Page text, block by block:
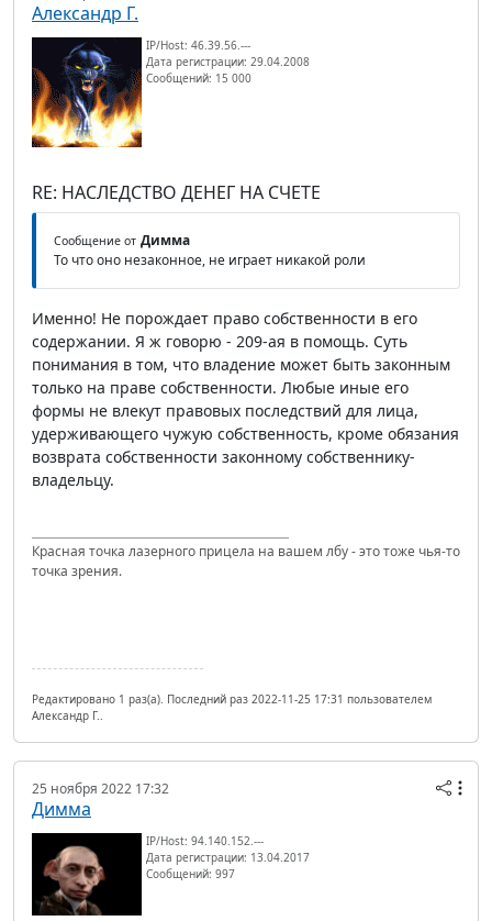
Александр Г.
IP/Host: 46.39.56.---
Дата регистрации: 29.04.2008
Сообщений: 15 000
RE: НАСЛЕДСТВО ДЕНЕГ НА СЧЕТЕ
Сообщение от Димма
То что оно незаконное, не играет никакой роли
Именно! Не порождает право собственности в его
содержании. Я ж говорю - 209-ая в помощь. Суть
понимания в том, что владение может быть законным
только на праве собственности. Любые иные его
формы не влекут правовых последствий для лица,
удерживающего чужую собственность, кроме обязания
возврата собственности законному собственнику-
владельцу.
Красная точка лазерного прицела на вашем лбу - это тоже чья-то
точка зрения.
Редактировано 1 раз(а). Последний раз 2022-11-25 17:31 пользователем
Александр Г..
25 ноября 2022 17:32
Димма
IP/Host: 94.140.152.---
Дата регистрации: 13.04.2017
Сообщений: 997